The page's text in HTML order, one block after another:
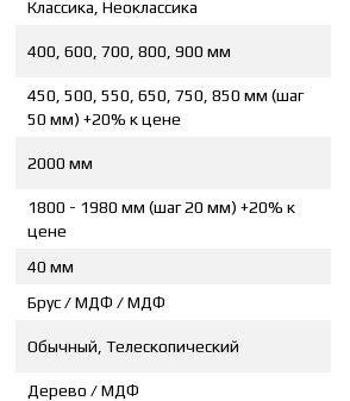
Классика, Неоклассика
400, 600, 700, 800, 900 мм
450, 500, 550, 650, 750, 850 мм (шаг
50 мм) +20% к цене
2000 мм
1800 - 1980 мм (шаг 20 мм) +20% к
цене
40 мм
Брус / МДФ / МДФ
Обычный, Телескопический
Дерево / МДФ